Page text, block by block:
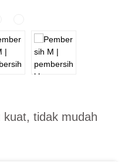
kuat, tidak mudah